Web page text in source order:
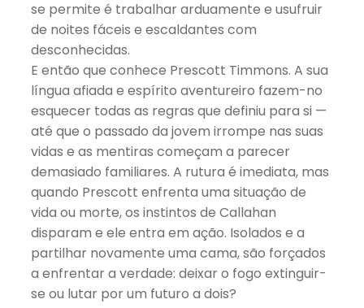
se permite é trabalhar arduamente e usufruir
de noites fáceis e escaldantes com
desconhecidas.
E então que conhece Prescott Timmons. A sua
língua afiada e espírito aventureiro fazem-no
esquecer todas as regras que definiu para si —
até que o passado da jovem irrompe nas suas
vidas e as mentiras começam a parecer
demasiado familiares. A rutura é imediata, mas
quando Prescott enfrenta uma situação de
vida ou morte, os instintos de Callahan
disparam e ele entra em ação. Isolados e a
partilhar novamente uma cama, são forçados
a enfrentar a verdade: deixar o fogo extinguir-
se ou lutar por um futuro a dois?